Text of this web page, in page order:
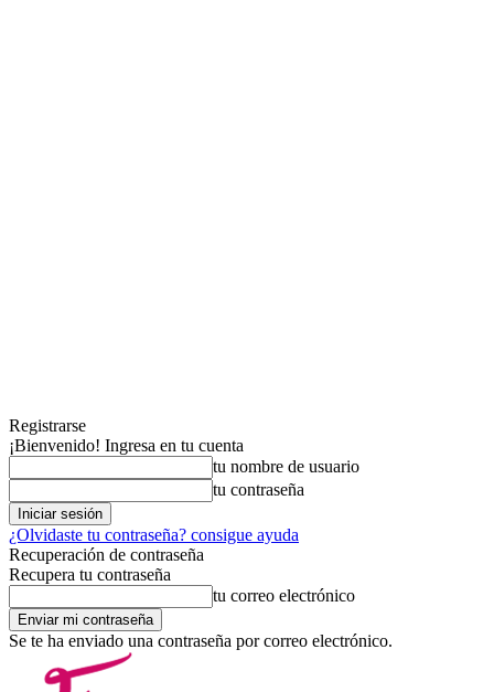
Registrarse
¡Bienvenido! Ingresa en tu cuenta
tu nombre de usuario
tu contraseña
¿Olvidaste tu contraseña? consigue ayuda
Recuperación de contraseña
Recupera tu contraseña
tu correo electrónico
Se te ha enviado una contraseña por correo electrónico.